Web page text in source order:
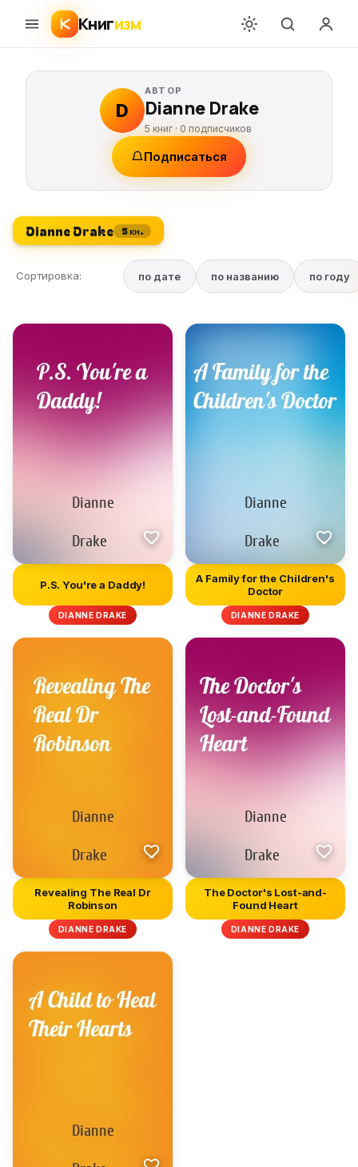
Книгизм
D
АВТОР
Dianne Drake
5 книг · 0 подписчиков
Подписаться
Dianne Drake 5 кн.
Сортировка: по дате по названию по году
P.S. You're a Daddy!
DIANNE DRAKE
A Family for the Children's
Doctor
DIANNE DRAKE
Revealing The Real Dr
Robinson
DIANNE DRAKE
The Doctor's Lost-and-
Found Heart
DIANNE DRAKE